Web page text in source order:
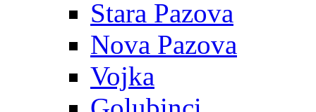
Stara Pazova
Nova Pazova
Vojka